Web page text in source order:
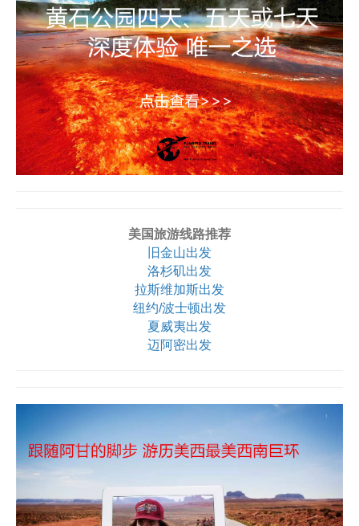
美国旅游线路推荐
旧金山出发
洛杉矶出发
拉斯维加斯出发
纽约/波士顿出发
夏威夷出发
迈阿密出发